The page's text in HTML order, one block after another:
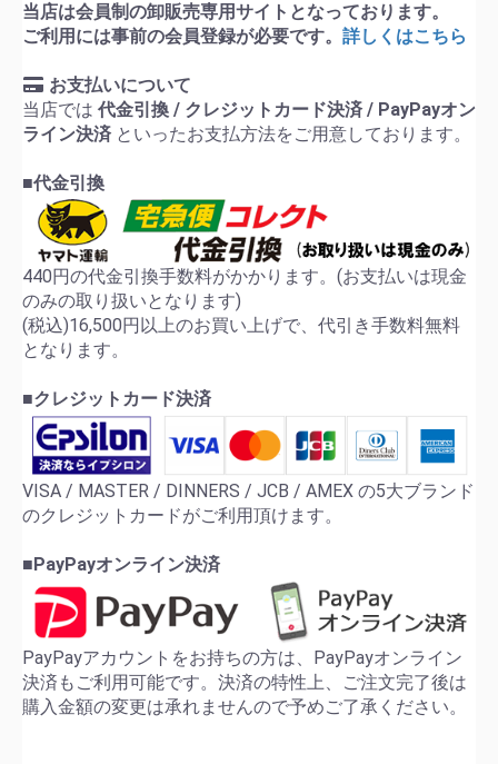
当店は会員制の卸販売専用サイトとなっております。
ご利用には事前の会員登録が必要です。 詳しくはこちら
お支払いについて
当店では 代金引換 / クレジットカード決済 / PayPayオン
ライン決済 といったお支払方法をご用意しております。
■代金引換
440円の代金引換手数料がかかります。(お支払いは現金
のみの取り扱いとなります)
(税込)16,500円以上のお買い上げで、代引き手数料無料
となります。
■クレジットカード決済
VISA / MASTER / DINNERS / JCB / AMEX の5大ブランド
のクレジットカードがご利用頂けます。
■PayPayオンライン決済
PayPayアカウントをお持ちの方は、PayPayオンライン
決済もご利用可能です。決済の特性上、ご注文完了後は
購入金額の変更は承れませんので予めご了承ください。